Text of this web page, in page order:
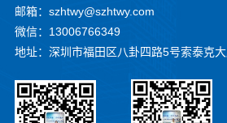
邮箱：szhtwy@szhtwy.com
微信：13006766349
地址：深圳市福田区八卦四路5号索泰克